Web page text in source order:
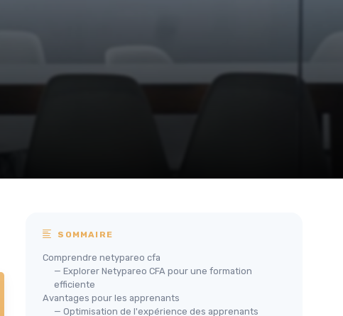
SOMMAIRE
Comprendre netypareo cfa
— Explorer Netypareo CFA pour une formation
efficiente
Avantages pour les apprenants
— Optimisation de l'expérience des apprenants